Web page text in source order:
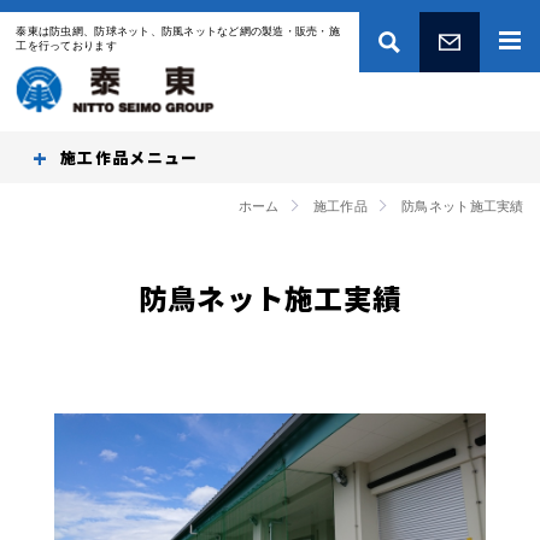
泰東は防虫網、防球ネット、防風ネットなど網の製造・販売・施
工を行っております
施工作品
ホーム 施工作品 防鳥ネット施工実績
防鳥ネット施工実績